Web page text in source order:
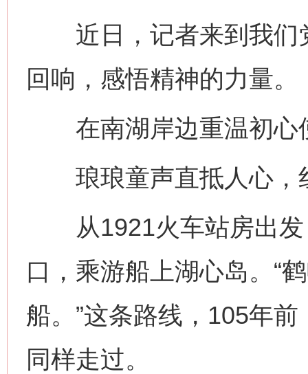
近日，记者来到我们
回响，感悟精神的力量。
在南湖岸边重温初
琅琅童声直抵人心，
从1921火车站房出发
口，乘游船上湖心岛。“
船。”这条路线，105年
同样走过。